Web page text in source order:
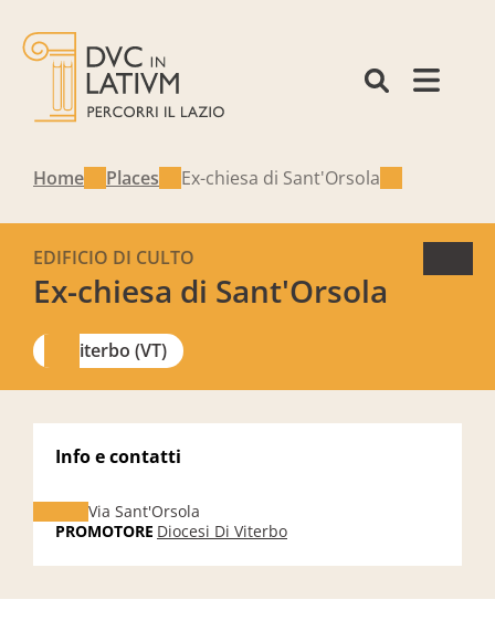
Home Places Ex-chiesa di Sant'Orsola
Ex-chiesa di Sant'Orsola
EDIFICIO DI CULTO
Viterbo (VT)
Info e contatti
Via Sant'Orsola
PROMOTORE Diocesi Di Viterbo